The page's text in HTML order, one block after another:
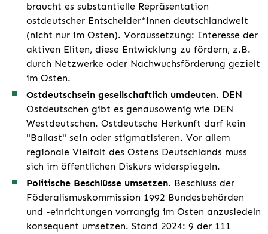
braucht es substantielle Repräsentation
ostdeutscher Entscheider*innen deutschlandweit
(nicht nur im Osten). Voraussetzung: Interesse der
aktiven Eliten, diese Entwicklung zu fördern, z.B.
durch Netzwerke oder Nachwuchsförderung gezielt
im Osten.
Ostdeutschsein gesellschaftlich umdeuten. DEN
Ostdeutschen gibt es genausowenig wie DEN
Westdeutschen. Ostdeutsche Herkunft darf kein
"Ballast" sein oder stigmatisieren. Vor allem
regionale Vielfalt des Ostens Deutschlands muss
sich im öffentlichen Diskurs widerspiegeln.
Politische Beschlüsse umsetzen. Beschluss der
Föderalismuskommission 1992 Bundesbehörden
und -einrichtungen vorrangig im Osten anzusiedeln
konsequent umsetzen. Stand 2024: 9 der 111